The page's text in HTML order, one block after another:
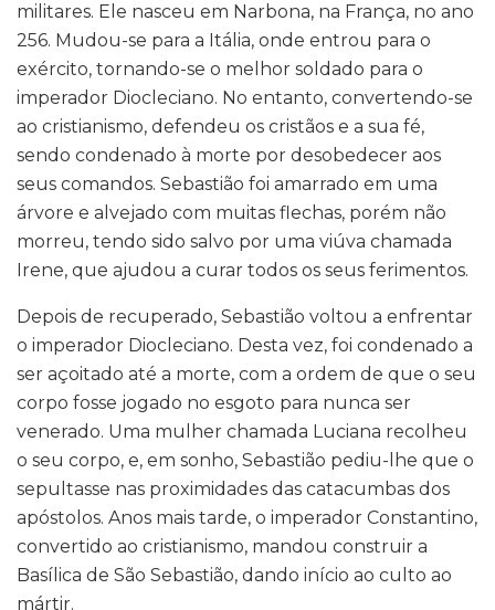
militares. Ele nasceu em Narbona, na França, no ano
256. Mudou-se para a Itália, onde entrou para o
exército, tornando-se o melhor soldado para o
imperador Diocleciano. No entanto, convertendo-se
ao cristianismo, defendeu os cristãos e a sua fé,
sendo condenado à morte por desobedecer aos
seus comandos. Sebastião foi amarrado em uma
árvore e alvejado com muitas flechas, porém não
morreu, tendo sido salvo por uma viúva chamada
Irene, que ajudou a curar todos os seus ferimentos.
Depois de recuperado, Sebastião voltou a enfrentar
o imperador Diocleciano. Desta vez, foi condenado a
ser açoitado até a morte, com a ordem de que o seu
corpo fosse jogado no esgoto para nunca ser
venerado. Uma mulher chamada Luciana recolheu
o seu corpo, e, em sonho, Sebastião pediu-lhe que o
sepultasse nas proximidades das catacumbas dos
apóstolos. Anos mais tarde, o imperador Constantino,
convertido ao cristianismo, mandou construir a
Basílica de São Sebastião, dando início ao culto ao
mártir.